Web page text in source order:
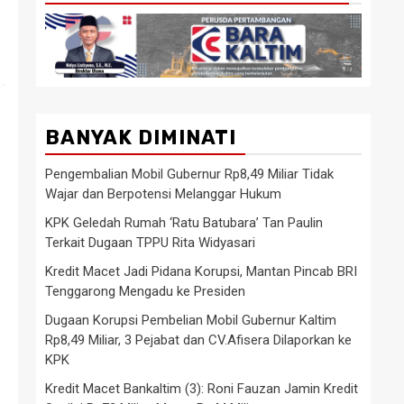
BANYAK DIMINATI
Pengembalian Mobil Gubernur Rp8,49 Miliar Tidak
Wajar dan Berpotensi Melanggar Hukum
KPK Geledah Rumah ‘Ratu Batubara’ Tan Paulin
Terkait Dugaan TPPU Rita Widyasari
Kredit Macet Jadi Pidana Korupsi, Mantan Pincab BRI
Tenggarong Mengadu ke Presiden
Dugaan Korupsi Pembelian Mobil Gubernur Kaltim
Rp8,49 Miliar, 3 Pejabat dan CV.Afisera Dilaporkan ke
KPK
Kredit Macet Bankaltim (3): Roni Fauzan Jamin Kredit